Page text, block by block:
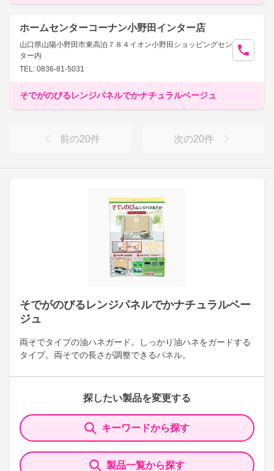
そでがのびるレンジパネルでかナチュラルベー
ジュ
両そでタイプの油ハネガード。しっかり油ハネをガードする
タイプ。両そでの長さが調整できるパネル。
探したい製品を変更する
キーワードから探す
製品一覧から探す
ホームセンターコーナン小野田インター店
山口県山陽小野田市東高泊７８４イオン小野田ショッピングセン
ター内
TEL: 0836-81-5031
そでがのびるレンジパネルでかナチュラルベージュ
前の20件 次の20件